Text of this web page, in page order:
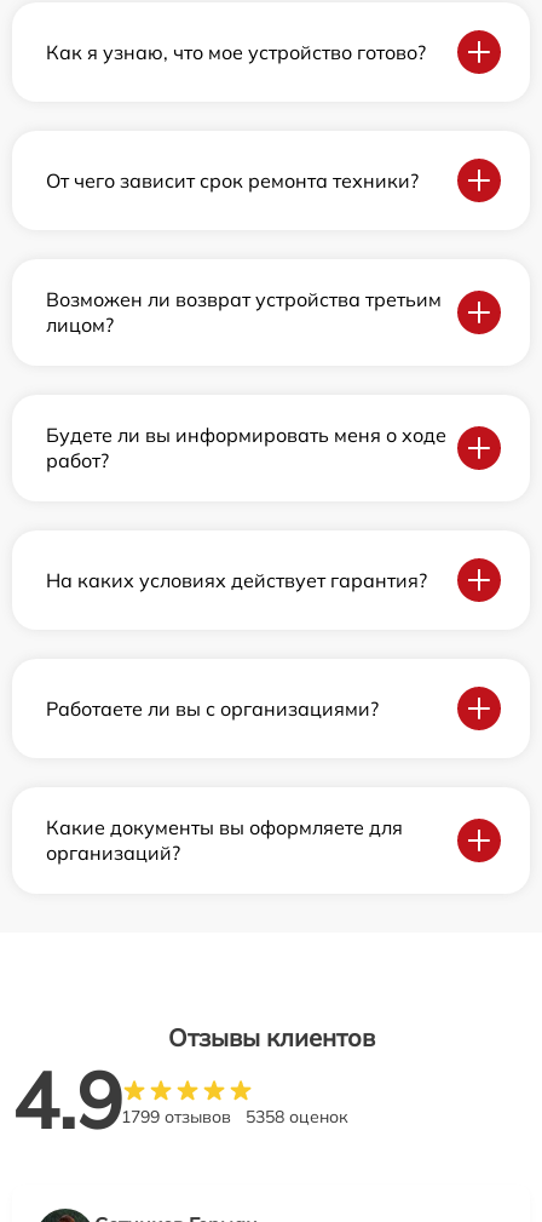
Как я узнаю, что мое устройство готово?
От чего зависит срок ремонта техники?
Возможен ли возврат устройства третьим
лицом?
Будете ли вы информировать меня о ходе
работ?
На каких условиях действует гарантия?
Работаете ли вы с организациями?
Какие документы вы оформляете для
организаций?
Отзывы клиентов
4.91799 отзывов 5358 оценок